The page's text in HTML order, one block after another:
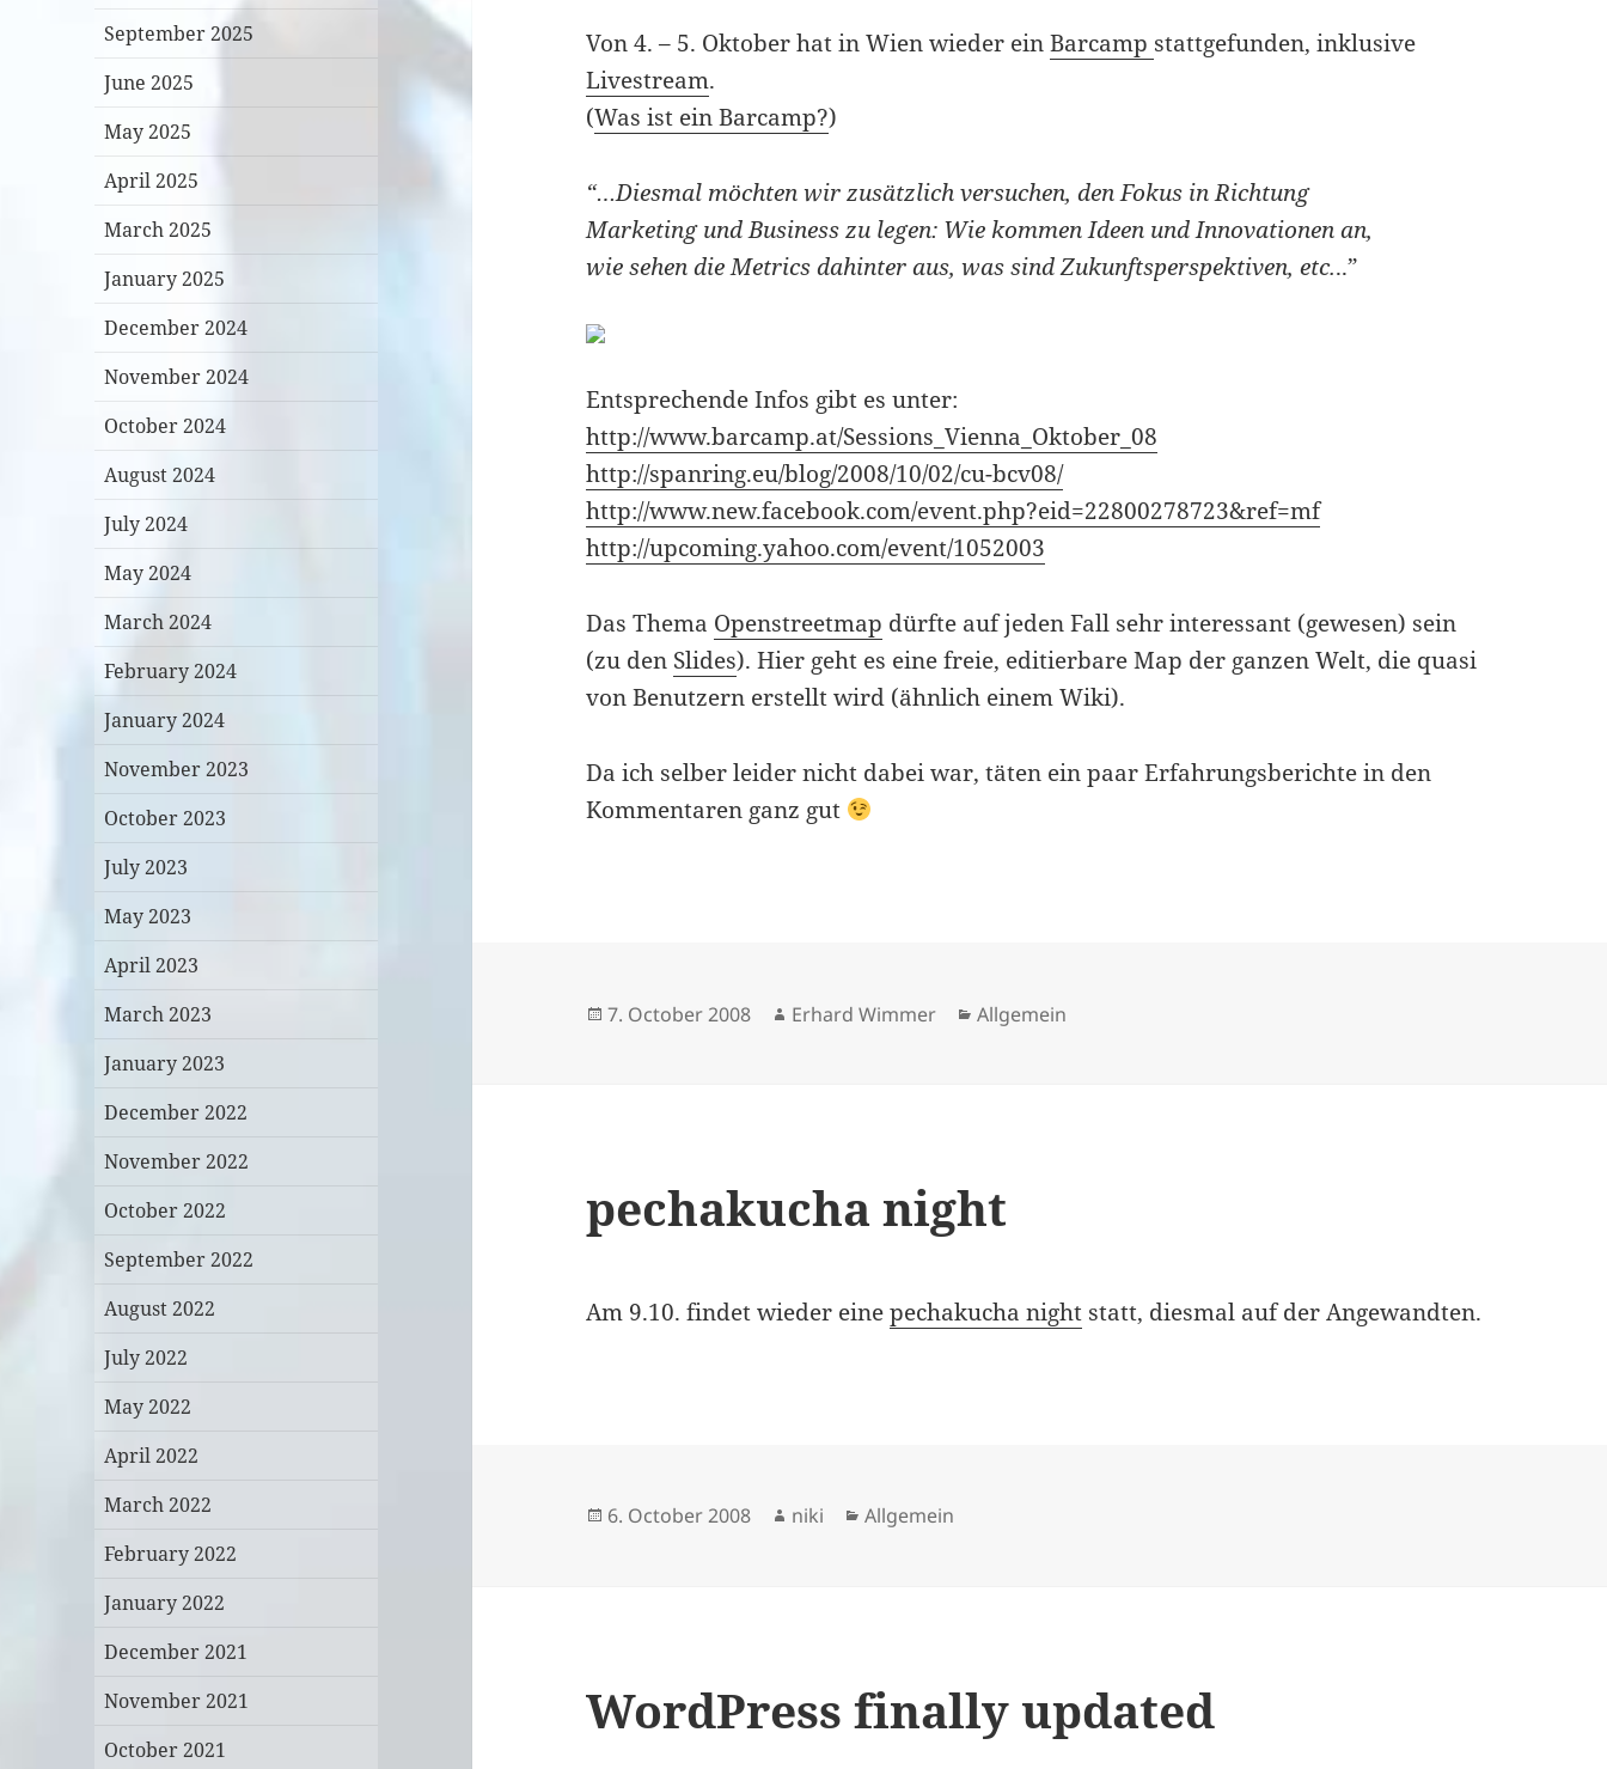
September 2025
June 2025
May 2025
April 2025
March 2025
January 2025
December 2024
November 2024
October 2024
August 2024
July 2024
May 2024
March 2024
February 2024
January 2024
November 2023
October 2023
July 2023
May 2023
April 2023
March 2023
January 2023
December 2022
November 2022
October 2022
September 2022
August 2022
July 2022
May 2022
April 2022
March 2022
February 2022
January 2022
December 2021
November 2021
October 2021
Von 4. – 5. Oktober hat in Wien wieder einBarcamp stattgefunden, inklusive
Livestream.
(Was ist ein Barcamp?)
“…Diesmal möchten wir zusätzlich versuchen, den Fokus in Richtung
Marketing und Business zu legen: Wie kommen Ideen und Innovationen an,
wie sehen die Metrics dahinter aus, was sind Zukunftsperspektiven, etc...”
Entsprechende Infos gibt es unter:
http://www.barcamp.at/Sessions_Vienna_Oktober_08
http://spanring.eu/blog/2008/10/02/cu-bcv08/
http://www.new.facebook.com/event.php?eid=22800278723&ref=mf
http://upcoming.yahoo.com/event/1052003
Das Thema Openstreetmap dürfte auf jeden Fall sehr interessant (gewesen) sein
(zu den Slides). Hier geht es eine freie, editierbare Map der ganzen Welt, die quasi
von Benutzern erstellt wird (ähnlich einem Wiki).
Da ich selber leider nicht dabei war, täten ein paar Erfahrungsberichte in den
Kommentaren ganz gut
Posted
7. October 2008 Author
Erhard Wimmer Categories
Allgemein
pechakucha night
Am 9.10. findet wieder einepechakucha night statt, diesmal auf der Angewandten.
Posted
6. October 2008 Author
niki Categories
Allgemein
WordPress finally updated